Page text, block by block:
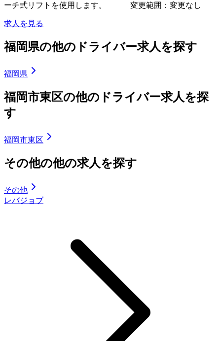
ーチ式リフトを使用します。 変更範囲：変更なし
求人を見る
福岡県の他のドライバー求人を探す
福岡県
福岡市東区の他のドライバー求人を探
す
福岡市東区
その他の他の求人を探す
その他
レバジョブ